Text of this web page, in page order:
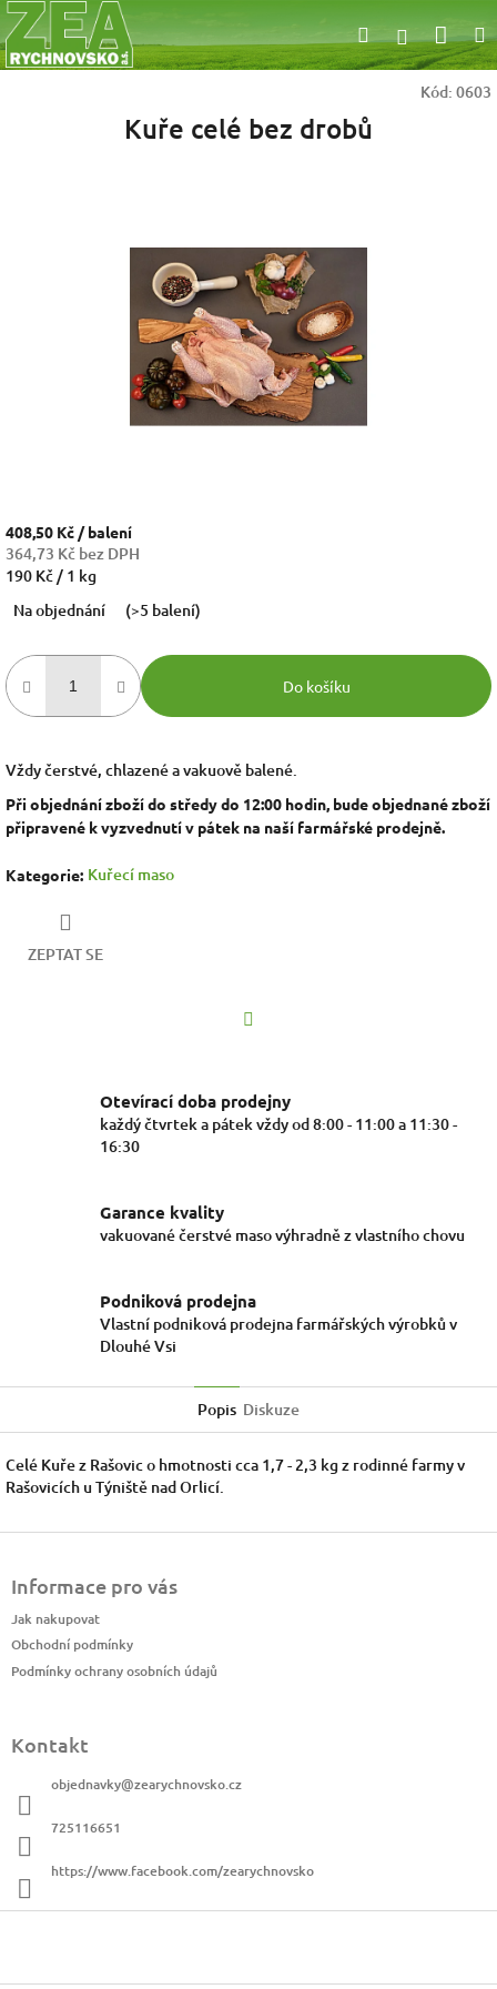
Přejít
na
obsah
HledatPřihlášení
Kód: 0603
Kuře celé bez drobů
408,50 Kč / balení
364,73 Kč bez DPH
Měrná
190 Kč / 1 kg
Na objednání
(>5 balení)
Do košíku
Vždy čerstvé, chlazené a vakuově balené.
Při objednání zboží do středy do 12:00 hodin, bude objednané zboží
připravené k vyzvednutí v pátek na naší farmářské prodejně.
Kategorie: Kuřecí maso
ZEPTAT SE
Otevírací doba prodejny
každý čtvrtek a pátek vždy od 8:00 - 11:00 a 11:30 -
16:30
Garance kvality
vakuované čerstvé maso výhradně z vlastního chovu
Podniková prodejna
Vlastní podniková prodejna farmářských výrobků v
Dlouhé Vsi
Popis Diskuze
Celé Kuře z Rašovic o hmotnosti cca 1,7 - 2,3 kg z rodinné farmy v
Rašovicích u Týniště nad Orlicí.
Informace pro vás
Jak nakupovat
Obchodní podmínky
Podmínky ochrany osobních údajů
Kontakt
objednavky@zearychnovsko.cz
725116651
https://www.facebook.com/zearychnovsko